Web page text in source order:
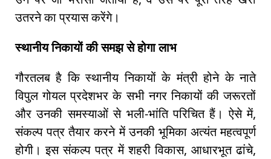
उतरने का प्रयास करेंगे।
स्थानीय निकायों की समझ से होगा लाभ
गौरतलब है कि स्थानीय निकायों के मंत्री होने के नाते
विपुल गोयल प्रदेशभर के सभी नगर निकायों की जरूरतों
और उनकी समस्याओं से भली-भांति परिचित हैं। ऐसे में,
संकल्प पत्र तैयार करने में उनकी भूमिका अत्यंत महत्वपूर्ण
होगी। इस संकल्प पत्र में शहरी विकास, आधारभूत ढांचे,